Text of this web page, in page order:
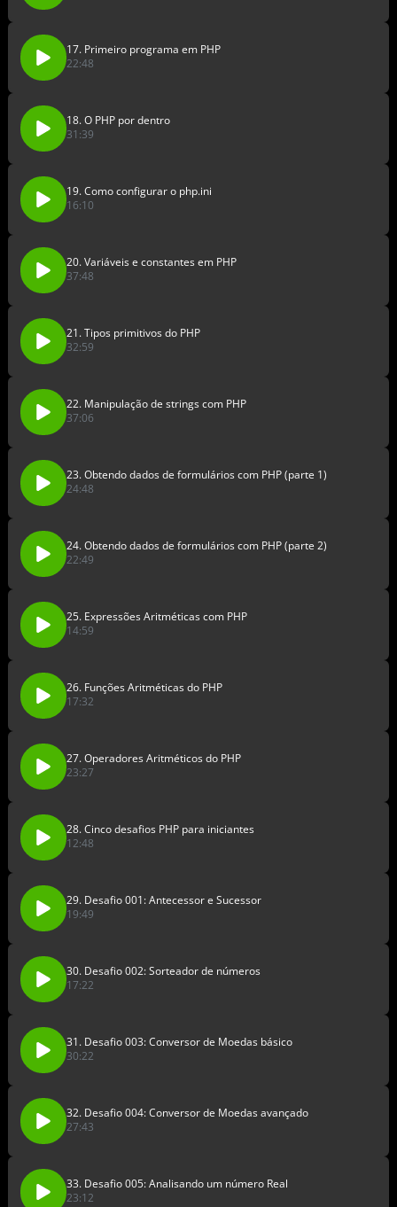
17. Primeiro programa em PHP
22:48
18. O PHP por dentro
31:39
19. Como configurar o php.ini
16:10
20. Variáveis e constantes em PHP
37:48
21. Tipos primitivos do PHP
32:59
22. Manipulação de strings com PHP
37:06
23. Obtendo dados de formulários com PHP (parte 1)
24:48
24. Obtendo dados de formulários com PHP (parte 2)
22:49
25. Expressões Aritméticas com PHP
14:59
26. Funções Aritméticas do PHP
17:32
27. Operadores Aritméticos do PHP
23:27
28. Cinco desafios PHP para iniciantes
12:48
29. Desafio 001: Antecessor e Sucessor
19:49
30. Desafio 002: Sorteador de números
17:22
31. Desafio 003: Conversor de Moedas básico
30:22
32. Desafio 004: Conversor de Moedas avançado
27:43
33. Desafio 005: Analisando um número Real
23:12